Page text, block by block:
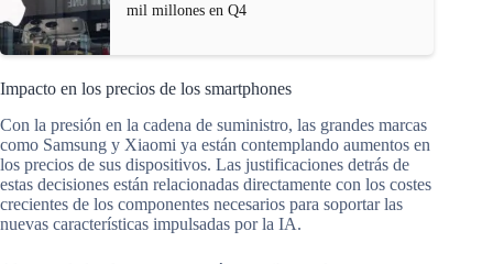
mil millones en Q4
Impacto en los precios de los smartphones
Con la presión en la cadena de suministro, las grandes marcas
como Samsung y Xiaomi ya están contemplando aumentos en
los precios de sus dispositivos. Las justificaciones detrás de
estas decisiones están relacionadas directamente con los costes
crecientes de los componentes necesarios para soportar las
nuevas características impulsadas por la IA.